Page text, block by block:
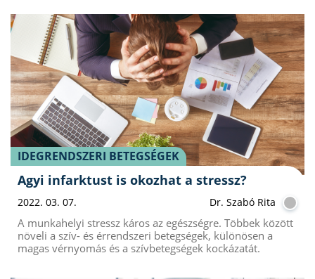
IDEGRENDSZERI BETEGSÉGEK
Agyi infarktust is okozhat a stressz?
2022. 03. 07. Dr. Szabó Rita
A munkahelyi stressz káros az egészségre. Többek között
növeli a szív- és érrendszeri betegségek, különösen a
magas vérnyomás és a szívbetegségek kockázatát.